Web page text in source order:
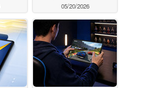
05/20/2026